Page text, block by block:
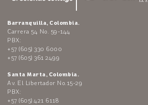
Barranquilla, Colombia.
Carrera 54 No. 59-144
PBX:
+57 (605) 330 6000
+57 (605) 361 2499
Santa Marta, Colombia.
Av. El Libertador No.15-29
PBX:
+57 (605) 421 6118